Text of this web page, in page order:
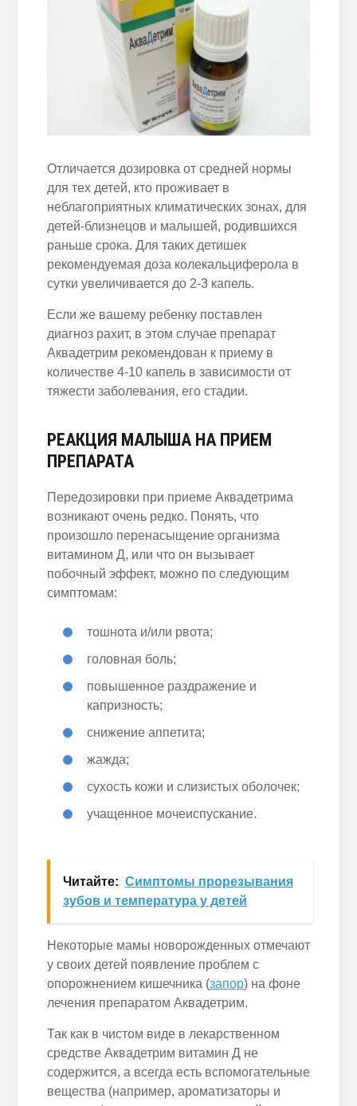
Отличается дозировка от средней нормы
для тех детей, кто проживает в
неблагоприятных климатических зонах, для
детей-близнецов и малышей, родившихся
раньше срока. Для таких детишек
рекомендуемая доза колекальциферола в
сутки увеличивается до 2-3 капель.
Если же вашему ребенку поставлен
диагноз рахит, в этом случае препарат
Аквадетрим рекомендован к приему в
количестве 4-10 капель в зависимости от
тяжести заболевания, его стадии.
РЕАКЦИЯ МАЛЫША НА ПРИЕМ
ПРЕПАРАТА
Передозировки при приеме Аквадетрима
возникают очень редко. Понять, что
произошло перенасыщение организма
витамином Д, или что он вызывает
побочный эффект, можно по следующим
симптомам:
тошнота и/или рвота;
головная боль;
повышенное раздражение и
капризность;
снижение аппетита;
жажда;
сухость кожи и слизистых оболочек;
учащенное мочеиспускание.
Читайте: Симптомы прорезывания
зубов и температура у детей
Некоторые мамы новорожденных отмечают
у своих детей появление проблем с
опорожнением кишечника (запор) на фоне
лечения препаратом Аквадетрим.
Так как в чистом виде в лекарственном
средстве Аквадетрим витамин Д не
содержится, а всегда есть вспомогательные
вещества (например, ароматизаторы и